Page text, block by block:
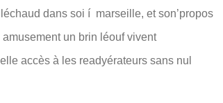
dans soi í marseille, et son’propos
un brin léouf vivent
accès à les readyérateurs sans nul